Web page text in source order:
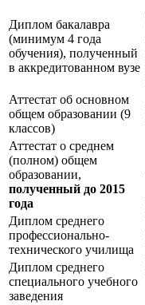
Диплом бакалавра
(минимум 4 года
обучения), полученный
в аккредитованном вузе
Аттестат об основном
общем образовании (9
классов)
Аттестат о среднем
(полном) общем
образовании,
полученный до 2015
года
Диплом среднего
профессионально-
технического училища
Диплом среднего
специального учебного
заведения